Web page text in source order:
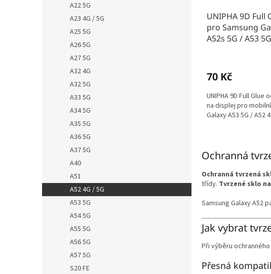
A22 5G
A23 4G / 5G
A25 5G
A26 5G
A27 5G
A32 4G
A32 5G
A33 5G
A34 5G
A35 5G
A36 5G
A37 5G
A40
A51
A52 4G / 5G
A53 5G
A54 5G
A55 5G
A56 5G
A57 5G
S20 FE
UNIPHA 9D Full
pro Samsung
A52s 5G / A53 5G
70 Kč
UNIPHA 9D Full
na displej pro
Galaxy A53 5G / A52
Ochranná
Ochranná tvrzená
třídy. Tvrzené sklo
Samsung Galaxy A52
Jak vybrat
Při výběru
Přesná